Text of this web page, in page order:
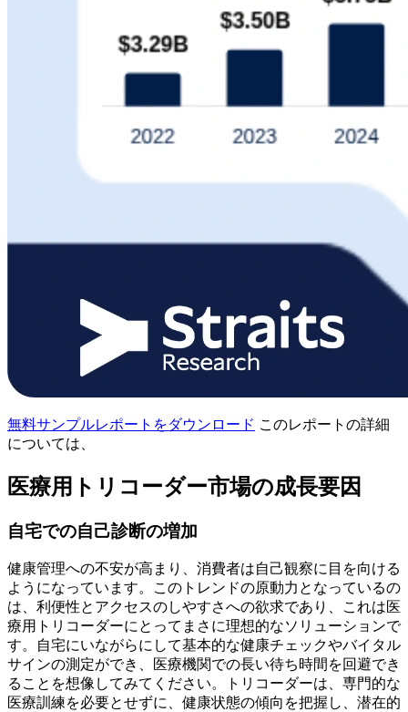
無料サンプルレポートをダウンロード このレポートの詳細
については、
医療用トリコーダー市場の成長要因
自宅での自己診断の増加
健康管理への不安が高まり、消費者は自己観察に目を向ける
ようになっています。このトレンドの原動力となっているの
は、利便性とアクセスのしやすさへの欲求であり、これは医
療用トリコーダーにとってまさに理想的なソリューションで
す。自宅にいながらにして基本的な健康チェックやバイタル
サインの測定ができ、医療機関での長い待ち時間を回避でき
ることを想像してみてください。トリコーダーは、専門的な
医療訓練を必要とせずに、健康状態の傾向を把握し、潜在的